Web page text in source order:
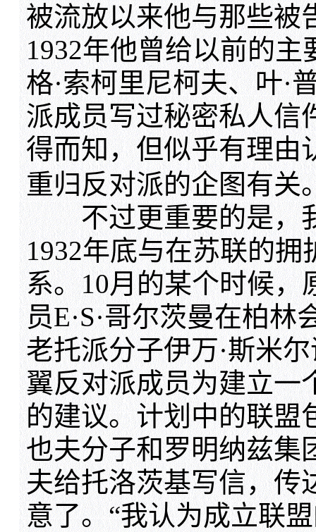
被流放以来他与那些被
1932年他曾给以前的主
格·索柯里尼柯夫、叶·
派成员写过秘密私人信
得而知，但似乎有理由
重归反对派的企图有关
不过更重要的是，
1932年底与在苏联的
系。10月的某个时候
员E·S·哥尔茨曼在柏
老托派分子伊万·斯米
翼反对派成员为建立一
的建议。计划中的联盟
也夫分子和罗明纳兹集
夫给托洛茨基写信，传
意了。“我认为成立联